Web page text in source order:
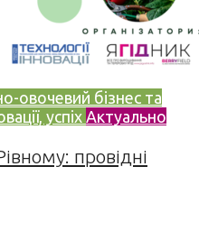
овочевий бізнес та
успіх Актуально
провідні